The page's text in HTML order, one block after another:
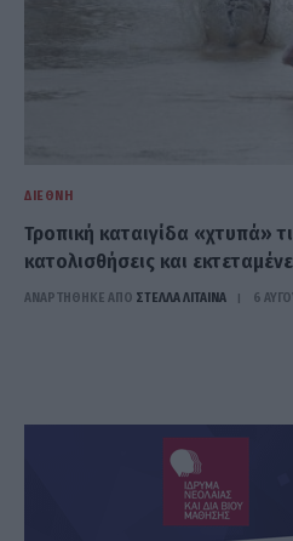
ΔΙΕΘΝΉ
Τροπική καταιγίδα «χτυπά»
κατολισθήσεις και
ΑΝΑΡΤΗΘΗΚΕ ΑΠΟ ΣΤΈΛΛΑ ΛΊΤΑΙΝΑ 6